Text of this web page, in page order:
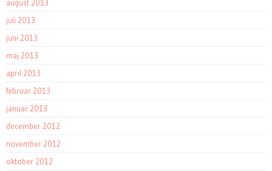
august 2013
juli 2013
juni 2013
maj 2013
april 2013
februar 2013
januar 2013
december 2012
november 2012
oktober 2012